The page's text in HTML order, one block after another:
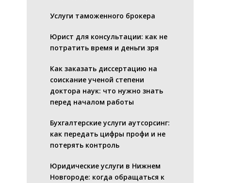
Услуги таможенного брокера
Юрист для консультации: как не
потратить время и деньги зря
Как заказать диссертацию на
соискание ученой степени
доктора наук: что нужно знать
перед началом работы
Бухгалтерские услуги аутсорсинг:
как передать цифры профи и не
потерять контроль
Юридические услуги в Нижнем
Новгороде: когда обращаться к